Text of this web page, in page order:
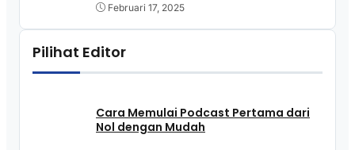
Februari 17, 2025
Pilihat Editor
Cara Memulai Podcast Pertama dari
Nol dengan Mudah